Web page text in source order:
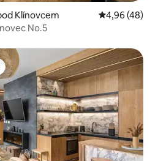
Klínovcem 4,96 de uma
4,96 (48)
No.5